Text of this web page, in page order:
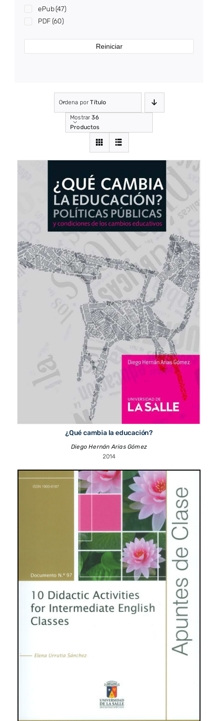
2025 (8)
2026(1)
ePub(47)
PDF(60)
Reiniciar
Ordena porTítulo
Mostrar36
Productos
¿Qué cambia la educación?
Diego Hernán Arias Gómez
2014